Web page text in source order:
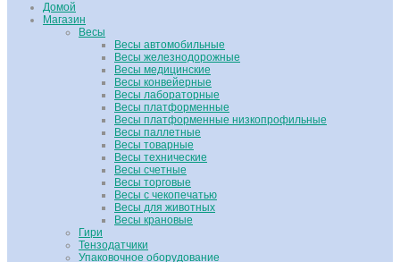
Домой
Магазин
Весы
Весы автомобильные
Весы железнодорожные
Весы медицинские
Весы конвейерные
Весы лабораторные
Весы платформенные
Весы платформенные низкопрофильные
Весы паллетные
Весы товарные
Весы технические
Весы счетные
Весы торговые
Весы с чекопечатью
Весы для животных
Весы крановые
Гири
Тензодатчики
Упаковочное оборудование